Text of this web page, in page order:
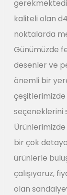
kaliteli olan
noktalarda
Günümüzde
desenler ve
önemli bir
seçeneklerini
Ürünlerimizde
bir çok
ürünlerle
çalışıyoruz,
olan